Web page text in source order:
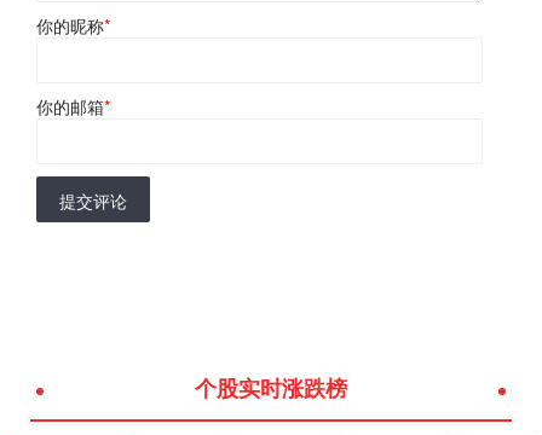
你的昵称*
你的邮箱*
提交评论
个股实时涨跌榜